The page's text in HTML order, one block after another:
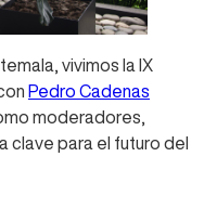
vivimos la IX
Pedro Cadenas
moderadores,
clave para el futuro del